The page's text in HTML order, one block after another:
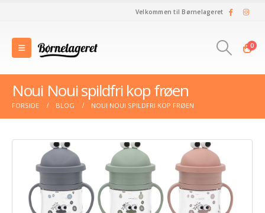
Velkommen til Børnelageret
0
Noui Noui spildfri kop frøen
FORSIDE BLOG NOUI NOUI SPILDFRI KOP FRØEN